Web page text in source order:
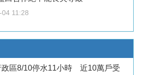
11:28
政區8/10停水11小時 近10萬戶受